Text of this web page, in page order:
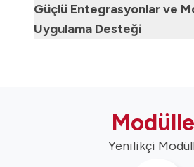
Güçlü Entegrasyonlar ve
Uygulama Desteği
Yenilikçi